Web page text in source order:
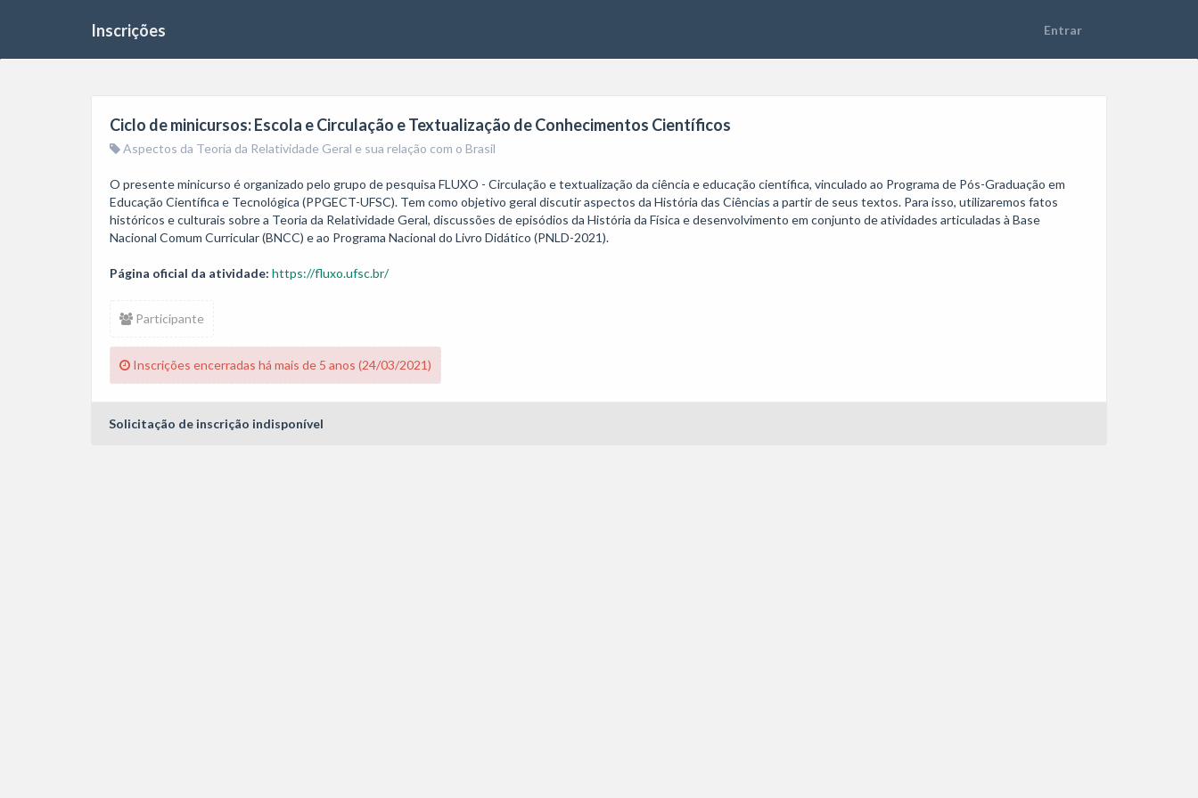
Inscrições
Ciclo de minicursos: Escola e Circulação e Textualização de Conhecimentos Científicos
Aspectos da Teoria da Relatividade Geral e sua relação com o Brasil
O presente minicurso é organizado pelo grupo de pesquisa FLUXO - Circulação e textualização da ciência e educação científica, vinculado ao Programa de Pós-Graduação em
Educação Científica e Tecnológica (PPGECT-UFSC). Tem como objetivo geral discutir aspectos da História das Ciências a partir de seus textos. Para isso, utilizaremos fatos
históricos e culturais sobre a Teoria da Relatividade Geral, discussões de episódios da História da Física e desenvolvimento em conjunto de atividades articuladas à Base
Nacional Comum Curricular (BNCC) e ao Programa Nacional do Livro Didático (PNLD-2021).
Página oficial da atividade: https://fluxo.ufsc.br/
Participante
Inscrições encerradas há mais de 5 anos (24/03/2021)
Solicitação de inscrição indisponível